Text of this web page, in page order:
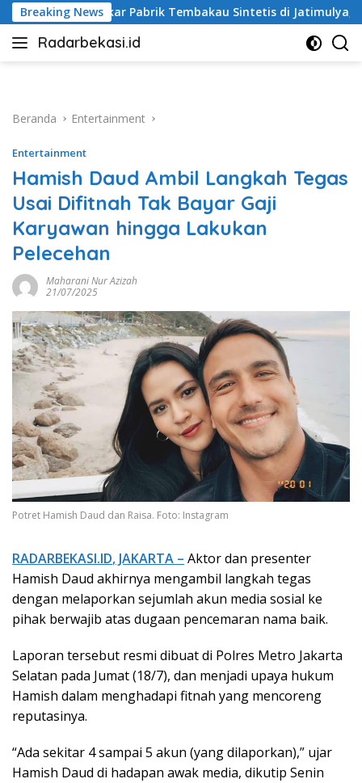
Langsung
ke
konten
Breaking News
Pabrik Tembakau Sintetis di Jatimulya, Dua Orang Ditangkap
Radarbekasi.id
Berita
Beranda
Entertainment
Entertainment
Hamish Daud Ambil Langkah Tegas
Usai Difitnah Tak Bayar Gaji
Karyawan hingga Lakukan
Pelecehan
Maharani Nur Azizah
21/07/2025
Potret Hamish Daud dan Raisa. Foto: Instagram
RADARBEKASI.ID, JAKARTA – Aktor dan presenter
Hamish Daud akhirnya mengambil langkah tegas
dengan melaporkan sejumlah akun media sosial ke
pihak berwajib atas dugaan pencemaran nama baik.
Laporan tersebut resmi dibuat di Polres Metro Jakarta
Selatan pada Jumat (18/7), dan menjadi upaya hukum
Hamish dalam menghadapi fitnah yang mencoreng
reputasinya.
“Ada sekitar 4 sampai 5 akun (yang dilaporkan),” ujar
Hamish Daud di hadapan awak media, dikutip Senin